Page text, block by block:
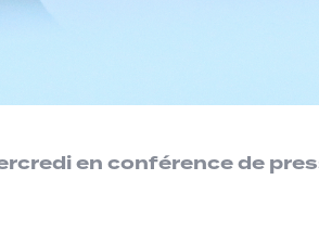
en conférence de